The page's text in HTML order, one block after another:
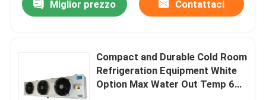
Miglior prezzo Contattaci
Compact and Durable Cold Room
Refrigeration Equipment White
Option Max Water Out Temp 60